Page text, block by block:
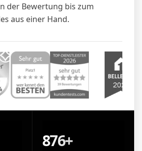
der Bewertung bis zum
aus einer Hand.
876+